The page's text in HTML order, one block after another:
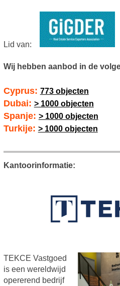
Lid van:
Wij hebben aanbod in de
Cyprus: 773 objecten
Dubai: > 1000 objecten
Spanje: > 1000 objecten
Turkije: > 1000 objecten
Kantoorinformatie:
TEKCE Vastgoed
is een wereldwijd
opererend bedrijf